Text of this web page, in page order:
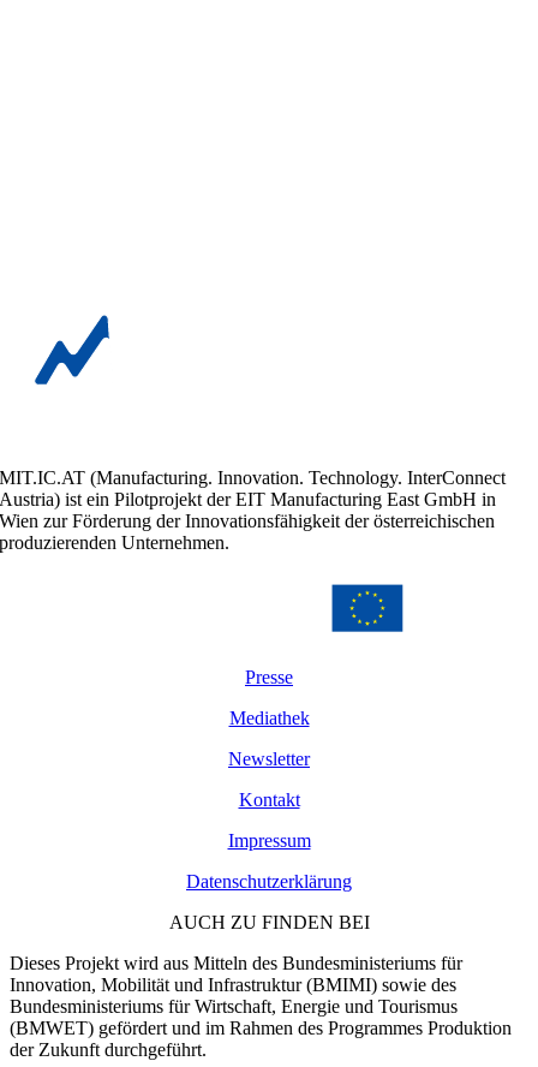
MIT.IC.AT (Manufacturing. Innovation. Technology. InterConnect
Austria) ist ein Pilotprojekt der EIT Manufacturing East GmbH in
Wien zur Förderung der Innovationsfähigkeit der österreichischen
produzierenden Unternehmen.
Presse
Mediathek
Newsletter
Kontakt
Impressum
Datenschutzerklärung
AUCH ZU FINDEN BEI
Dieses Projekt wird aus Mitteln des Bundesministeriums für
Innovation, Mobilität und Infrastruktur (BMIMI) sowie des
Bundesministeriums für Wirtschaft, Energie und Tourismus
(BMWET) gefördert und im Rahmen des Programmes Produktion
der Zukunft durchgeführt.